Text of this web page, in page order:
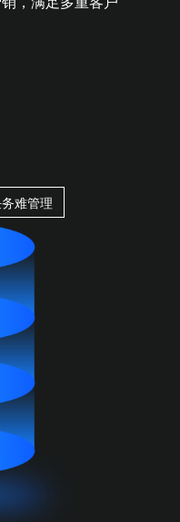
难管理